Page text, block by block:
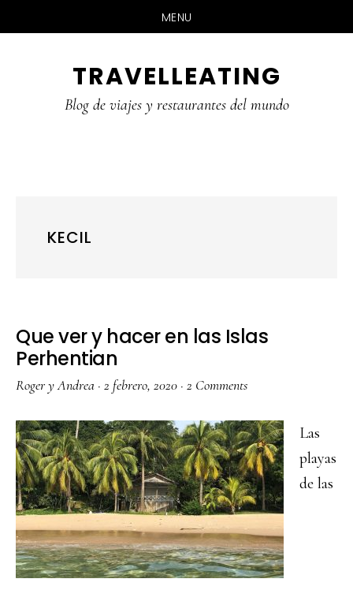
MENU
TRAVELLEATING
Blog de viajes y restaurantes del mundo
KECIL
Que ver y hacer en las Islas
Perhentian
Roger y Andrea · 2 febrero, 2020 · 2 Comments
Las
playas
de las